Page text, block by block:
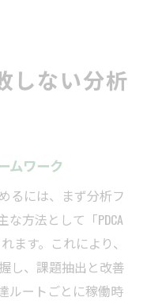
しない分析
ムワーク
るには、まず分析フ
方法として「PDCA
ます。これにより、
し、課題抽出と改善
ルートごとに稼働時